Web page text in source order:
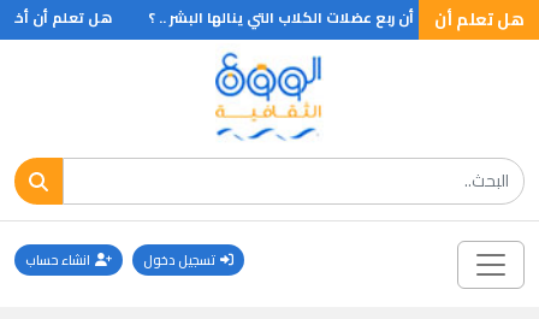
هل تعلم أن
هــل تعلم أن ربع عضلات الكلاب التي ينالها البشر .. ؟ هل تعلم أن أخف
تسجيل دخول انشاء حساب